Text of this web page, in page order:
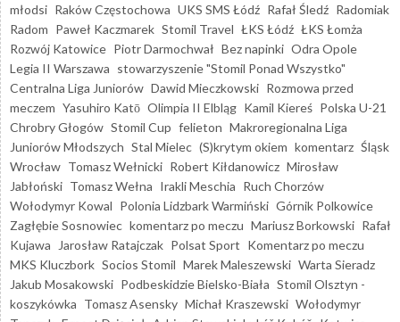
młodsi Raków Częstochowa UKS SMS Łódź Rafał Śledź Radomiak
Radom Paweł Kaczmarek Stomil Travel ŁKS Łódź ŁKS Łomża
Rozwój Katowice Piotr Darmochwał Bez napinki Odra Opole
Legia II Warszawa stowarzyszenie "Stomil Ponad Wszystko"
Centralna Liga Juniorów Dawid Mieczkowski Rozmowa przed
meczem Yasuhiro Katō Olimpia II Elbląg Kamil Kiereś Polska U-21
Chrobry Głogów Stomil Cup felieton Makroregionalna Liga
Juniorów Młodszych Stal Mielec (S)krytym okiem komentarz Śląsk
Wrocław Tomasz Wełnicki Robert Kiłdanowicz Mirosław
Jabłoński Tomasz Wełna Irakli Meschia Ruch Chorzów
Wołodymyr Kowal Polonia Lidzbark Warmiński Górnik Polkowice
Zagłębie Sosnowiec komentarz po meczu Mariusz Borkowski Rafał
Kujawa
Jarosław Ratajczak Polsat Sport Komentarz po meczu
MKS Kluczbork Socios Stomil Marek Maleszewski Warta Sieradz
Jakub Mosakowski Podbeskidzie Bielsko-Biała Stomil Olsztyn -
koszykówka Tomasz Asensky Michał Kraszewski Wołodymyr